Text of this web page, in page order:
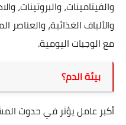
والفيتامينات، والبروتينات،
والألياف الغذائية،
مع الوجبات اليومية.
بيئة الدم؟
أكبر عامل يؤثر في حدوث